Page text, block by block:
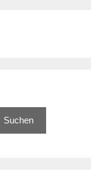
Suchen